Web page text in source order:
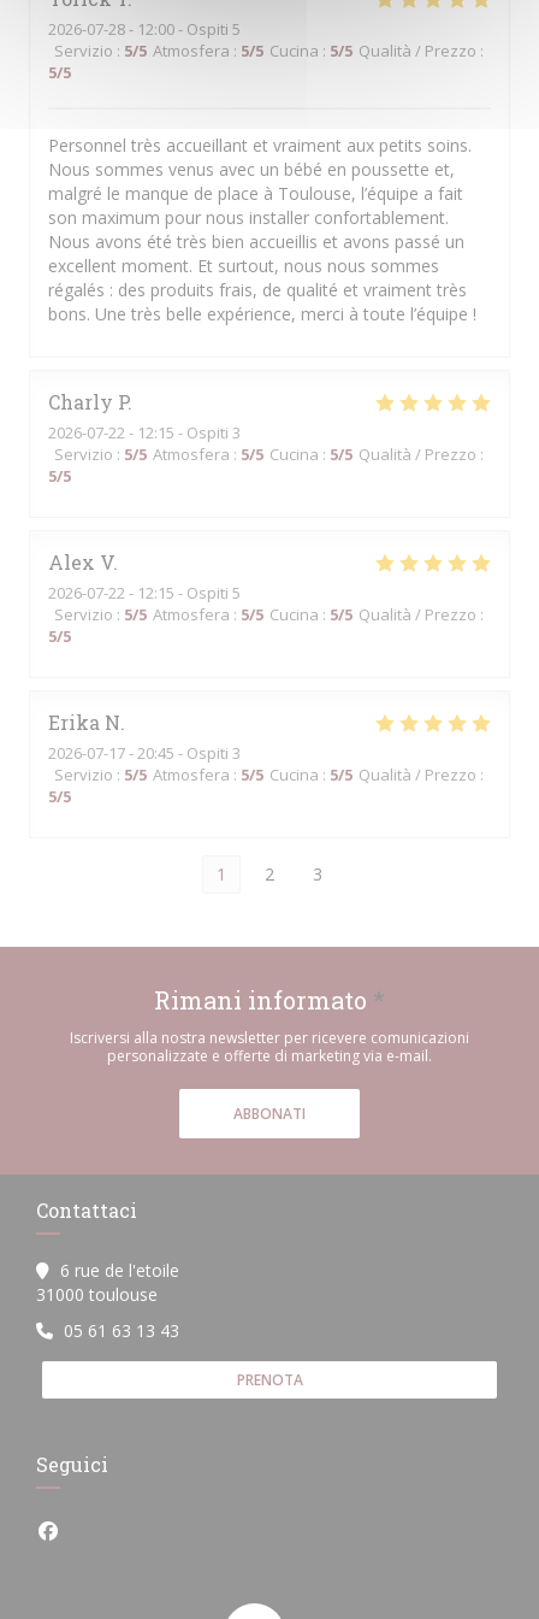
2026-07-28- 12:00 - Ospiti 5
Servizio : 5/5 Atmosfera : 5/5 Cucina : 5/5 Qualità / Prezzo :
5/5
Personnel très accueillant et vraiment aux petits soins.
Nous sommes venus avec un bébé en poussette et,
malgré le manque de place à Toulouse, l’équipe a fait
son maximum pour nous installer confortablement.
Nous avons été très bien accueillis et avons passé un
excellent moment. Et surtout, nous nous sommes
régalés : des produits frais, de qualité et vraiment très
bons. Une très belle expérience, merci à toute l’équipe !
Charly P
2026-07-22 - 12:15 - Ospiti 3
Servizio : 5/5 Atmosfera : 5/5 Cucina : 5/5 Qualità / Prezzo :
5/5
Alex V
2026-07-22 - 12:15 - Ospiti 5
Servizio : 5/5 Atmosfera : 5/5 Cucina : 5/5 Qualità / Prezzo :
5/5
Erika N
2026-07-17- 20:45 - Ospiti 3
Servizio : 5/5 Atmosfera : 5/5 Cucina : 5/5 Qualità / Prezzo :
5/5
1 2 3
Rimani informato *
Iscriversi alla nostra newsletter per ricevere comunicazioni
personalizzate e offerte di marketing via e-mail.
ABBONATI
Contattaci
6 rue de l'etoile
31000 toulouse
05 61 63 13 43
PRENOTA
Seguici
Facebook ((apre una nuova finestra))